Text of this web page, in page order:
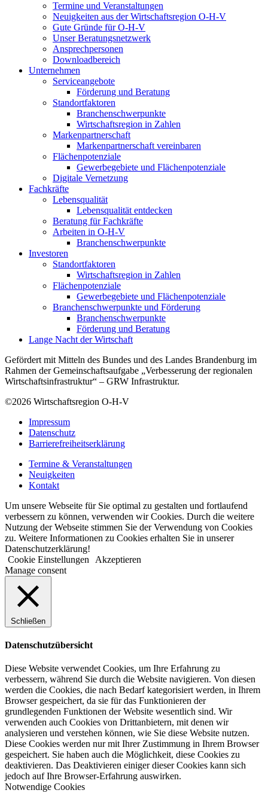
Termine und Veranstaltungen
Neuigkeiten aus der Wirtschaftsregion O-H-V
Gute Gründe für O-H-V
Unser Beratungsnetzwerk
Ansprechpersonen
Downloadbereich
Unternehmen
Serviceangebote
Förderung und Beratung
Standortfaktoren
Branchenschwerpunkte
Wirtschaftsregion in Zahlen
Markenpartnerschaft
Markenpartnerschaft vereinbaren
Flächenpotenziale
Gewerbegebiete und Flächenpotenziale
Digitale Vernetzung
Fachkräfte
Lebensqualität
Lebensqualität entdecken
Beratung für Fachkräfte
Arbeiten in O-H-V
Branchenschwerpunkte
Investoren
Standortfaktoren
Wirtschaftsregion in Zahlen
Flächenpotenziale
Gewerbegebiete und Flächenpotenziale
Branchenschwerpunkte und Förderung
Branchenschwerpunkte
Förderung und Beratung
Lange Nacht der Wirtschaft
Gefördert mit Mitteln des Bundes und des Landes Brandenburg im
Rahmen der Gemeinschaftsaufgabe „Verbesserung der regionalen
Wirtschaftsinfrastruktur“ – GRW Infrastruktur.
©2026 Wirtschaftsregion O-H-V
Impressum
Datenschutz
Barrierefreiheitserklärung
Termine & Veranstaltungen
Neuigkeiten
Kontakt
Um unsere Webseite für Sie optimal zu gestalten und fortlaufend
verbessern zu können, verwenden wir Cookies. Durch die weitere
Nutzung der Webseite stimmen Sie der Verwendung von Cookies
zu. Weitere Informationen zu Cookies erhalten Sie in unserer
Datenschutzerklärung!
Cookie Einstellungen
Akzeptieren
Manage consent
Schließen
Datenschutzübersicht
Diese Website verwendet Cookies, um Ihre Erfahrung zu
verbessern, während Sie durch die Website navigieren. Von diesen
werden die Cookies, die nach Bedarf kategorisiert werden, in Ihrem
Browser gespeichert, da sie für das Funktionieren der
grundlegenden Funktionen der Website wesentlich sind. Wir
verwenden auch Cookies von Drittanbietern, mit denen wir
analysieren und verstehen können, wie Sie diese Website nutzen.
Diese Cookies werden nur mit Ihrer Zustimmung in Ihrem Browser
gespeichert. Sie haben auch die Möglichkeit, diese Cookies zu
deaktivieren. Das Deaktivieren einiger dieser Cookies kann sich
jedoch auf Ihre Browser-Erfahrung auswirken.
Notwendige Cookies